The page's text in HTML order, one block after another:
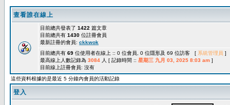
查看誰在線上
目前總共發表了 1422 篇文章
目前總共有 1430 位註冊會員
最新註冊的會員: ckkwok
目前總共有 69 位使用者在線上 :: 0 位會員, 0 位隱形及 69 位訪客 [ 系統管理員 ]
最高線上人數記錄為 3084 人 [ 記錄時間 :: 星期三 九月 03, 2025 8:03 am ]
目前線上註冊會員: 沒有
這些資料根據的是最近 5 分鐘內會員的活動記錄
登入